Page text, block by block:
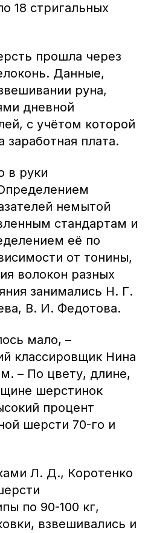
18 стригальных
прошла через
Данные,
руна,
дневной
с учётом которой
плата.
в руки
немытой
стандартам и
её по
от тонины,
волокон разных
занимались Н. Г.
В. И. Федотова.
мало, –
классировщик Нина
– По цвету, длине,
шерстинок
процент
шерсти 70-го и
Л. Д., Коротенко
по 90-100 кг,
взвешивались и